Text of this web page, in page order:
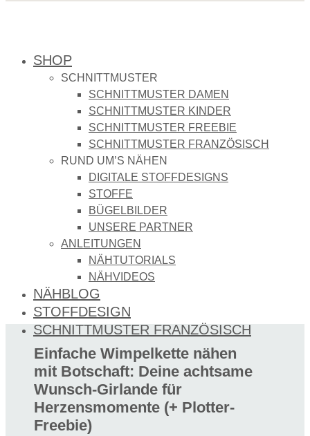
SHOP
SCHNITTMUSTER
SCHNITTMUSTER DAMEN
SCHNITTMUSTER KINDER
SCHNITTMUSTER FREEBIE
SCHNITTMUSTER FRANZÖSISCH
RUND UM’S NÄHEN
DIGITALE STOFFDESIGNS​
STOFFE
BÜGELBILDER
UNSERE PARTNER
ANLEITUNGEN
NÄHTUTORIALS
NÄHVIDEOS
NÄHBLOG
STOFFDESIGN
SCHNITTMUSTER FRANZÖSISCH
Einfache Wimpelkette nähen
mit Botschaft: Deine achtsame
Wunsch-Girlande für
Herzensmomente (+ Plotter-
Freebie)